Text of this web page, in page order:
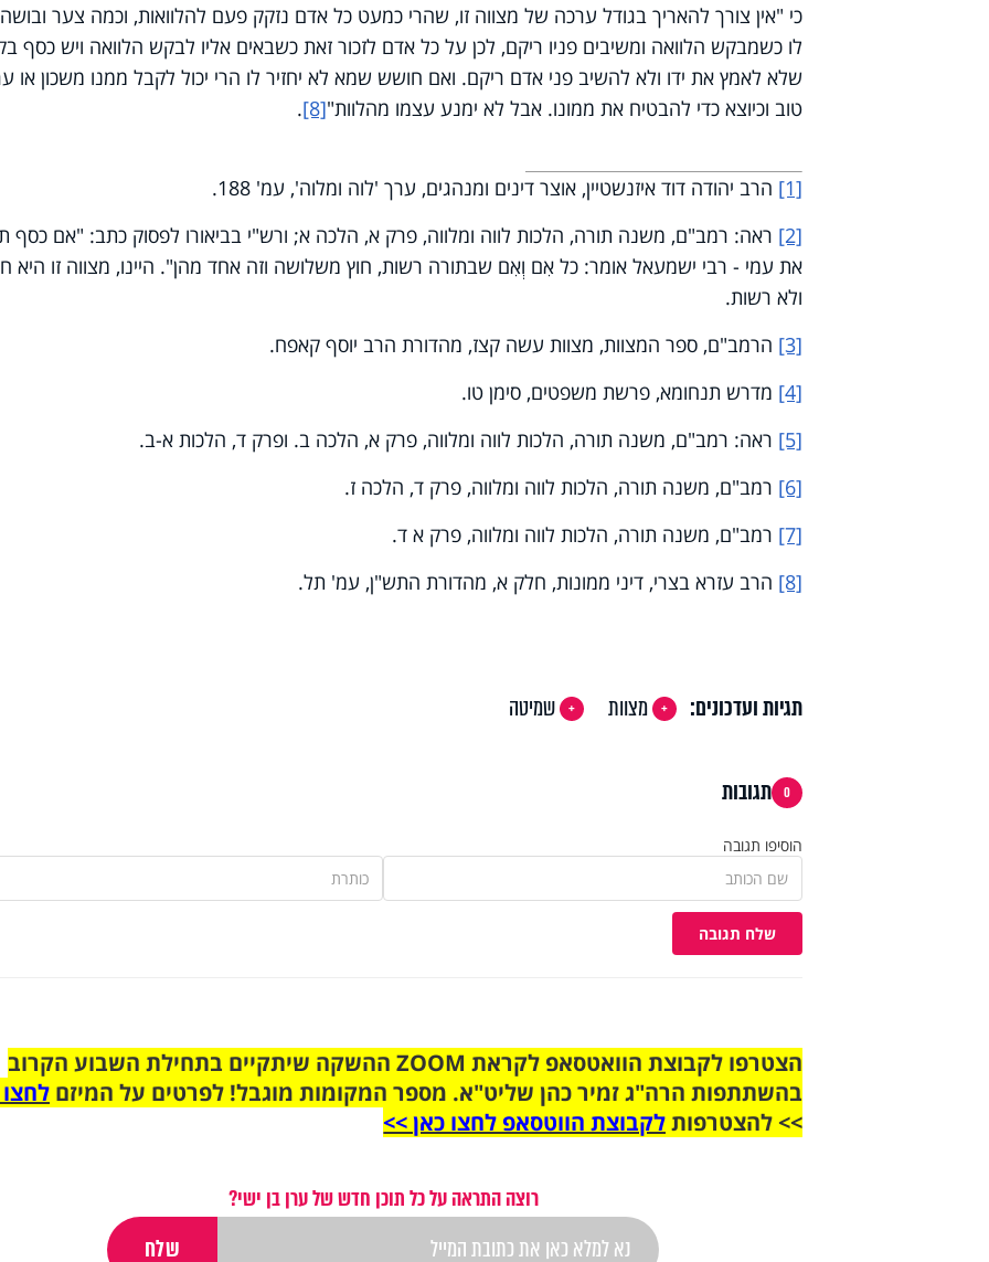
כי "אין צורך להאריך בגודל ערכה של מצווה זו, שהרי כמעט כל אדם נזקק פעם להלוואות, וכמה צער
לו כשמבקש הלוואה ומשיבים פניו ריקם, לכן על כל אדם לזכור זאת כשבאים אליו לבקש הלוואה ויש כסף
שלא לאמץ את ידו ולא להשיב פני אדם ריקם. ואם חושש שמא לא יחזיר לו הרי יכול לקבל ממנו משכון או
טוב וכיוצא כדי להבטיח את ממונו. אבל לא ימנע עצמו מהלוות"[8]
.
[1] הרב יהודה דוד איזנשטיין, אוצר דינים ומנהגים, ערך 'לוה ומלוה', עמ' 188.
[2] ראה: רמב"ם, משנה תורה, הלכות לווה ומלווה, פרק א, הלכה א; ורש"י בביאורו לפסוק כתב: "אם כסף
את עמי - רבי ישמעאל אומר: כל אִם וְאִם שבתורה רשות, חוץ משלושה וזה אחד מהן". היינו, מצווה זו היא
ולא רשות.
[3] הרמב"ם, ספר המצוות, מצוות עשה קצז, מהדורת הרב יוסף קאפח.
[4] מדרש תנחומא, פרשת משפטים, סימן טו.
[5] ראה: רמב"ם, משנה תורה, הלכות לווה ומלווה, פרק א, הלכה ב. ופרק ד, הלכות א-ב.
[6] רמב"ם, משנה תורה, הלכות לווה ומלווה, פרק ד, הלכה ז.
[7] רמב"ם, משנה תורה, הלכות לווה ומלווה, פרק א ד.
[8] הרב עזרא בצרי, דיני ממונות, חלק א, מהדורת התש"ן, עמ' תל.
תגיות ועדכונים: מצוות שמיטה
0 תגובות
הוסיפו תגובה
שלח תגובה
הצטרפו לקבוצת הוואטסאפ לקראת ZOOM ההשקה שיתקיים בתחילת השבוע הקרוב
בהשתתפות הרה"ג זמיר כהן שליט"א. מספר המקומות מוגבל! לפרטים על המיזם
>> להצטרפותלקבוצת הווטסאפ לחצו כאן >>
רוצה התראה על כל תוכן חדש של ערן בן ישי?